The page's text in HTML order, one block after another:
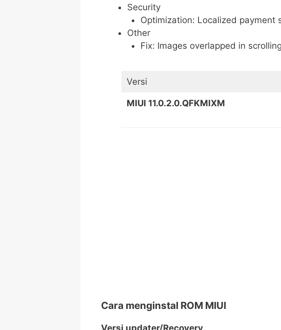
Security
Optimization: Localized payment
Other
Fix: Images overlapped in
Versi
MIUI 11.0.2.0.QFKMIXM
Cara menginstal ROM MIUI
Versi updater/Recovery